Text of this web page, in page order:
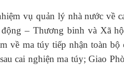
vụ quản lý nhà nước về
– Thương binh và Xã
về ma túy tiếp nhận toàn
cai nghiện ma túy; Giao